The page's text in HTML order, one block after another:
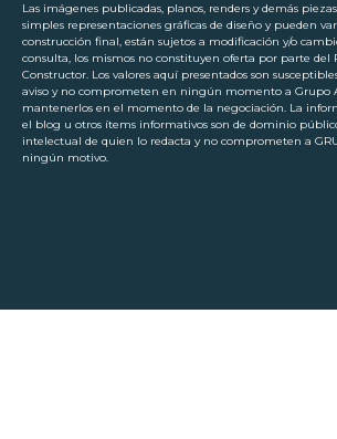
Las imágenes publicadas, planos, renders y demás
simples representaciones gráficas de diseño y pueden
construcción final, están sujetos a modificación y/o
consulta, los mismos no constituyen oferta por parte del
Constructor. Los valores aquí presentados son
aviso y no comprometen en ningún momento a Grupo
mantenerlos en el momento de la negociación. La
el blog u otros ítems informativos son de dominio
intelectual de quien lo redacta y no comprometen a
ningún motivo.